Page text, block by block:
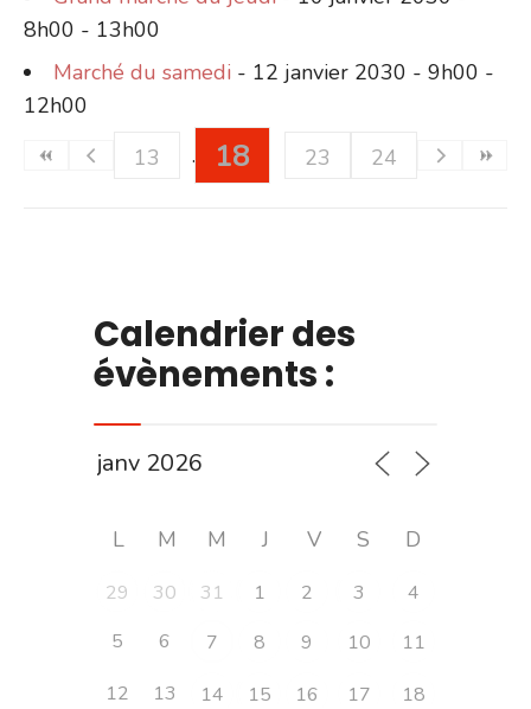
8h00 - 13h00
Marché du samedi - 12 janvier 2030 - 9h00 -
12h00
13
18 23 24
Calendrier des
évènements :
L M M J V S D
29 30 31 1 2 3
4
5
6 7 8 9 10
11
12
13 14 15 16 17 18